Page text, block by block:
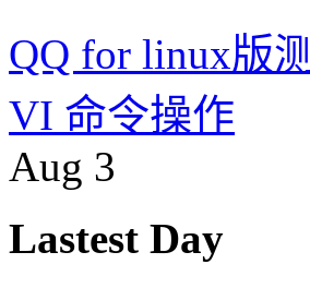
QQ for linux版
VI 命令操作
Aug 3
Lastest Day